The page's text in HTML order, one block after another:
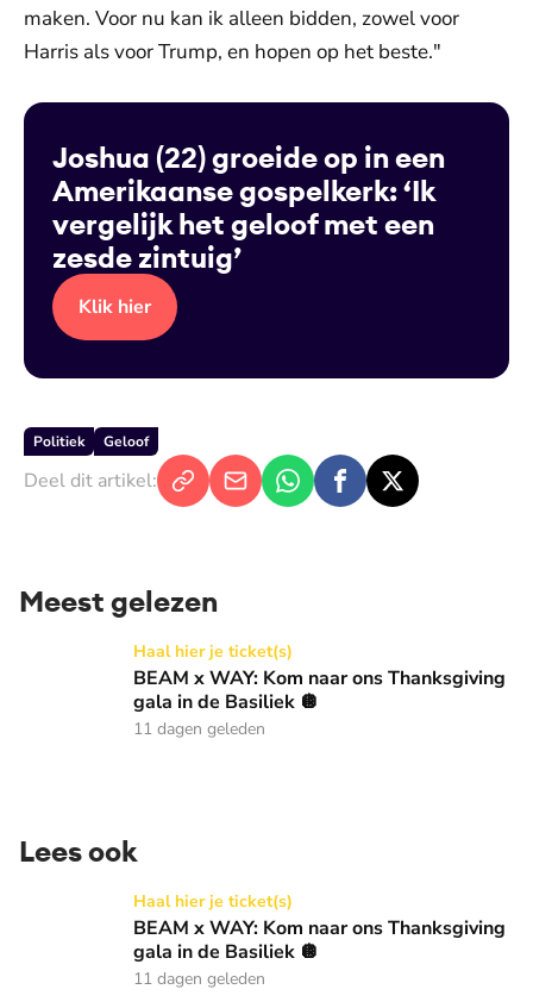
maken. Voor nu kan ik alleen bidden, zowel voor
Harris als voor Trump, en hopen op het beste."
Joshua (22) groeide op in een
Amerikaanse gospelkerk: ‘Ik
vergelijk het geloof met een
zesde zintuig’
Klik hier
Politiek Geloof
Deel dit artikel:
Meest gelezen
BEAM x WAY: Kom naar ons Thanksgiving gala in de
Haal hier je ticket(s)
BEAM x WAY: Kom naar ons Thanksgiving
gala in de Basiliek 🪩
11 dagen geleden
Lees ook
BEAM x WAY: Kom naar ons Thanksgiving gala in de
Haal hier je ticket(s)
BEAM x WAY: Kom naar ons Thanksgiving
gala in de Basiliek 🪩
11 dagen geleden